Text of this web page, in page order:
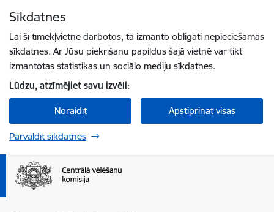
Sīkdatnes
Lai šī tīmekļvietne darbotos, tā izmanto obligāti nepieciešamās
sīkdatnes. Ar Jūsu piekrišanu papildus šajā vietnē var tikt
izmantotas statistikas un sociālo mediju sīkdatnes.
Lūdzu, atzīmējiet savu izvēli:
Noraidīt Apstiprināt visas
Pārvaldīt sīkdatnes